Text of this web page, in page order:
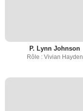
P. Lynn Johnson
Rôle : Vivian Hayden